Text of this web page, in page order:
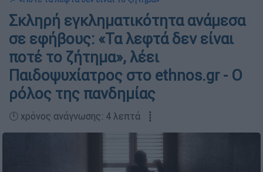
Σκληρή εγκληματικότητα ανάμεσα
σε εφήβους: «Τα λεφτά δεν είναι
ποτέ το ζήτημα», λέει
Παιδοψυχίατρος στο ethnos.gr - Ο
ρόλος της πανδημίας
🕛 χρόνος ανάγνωσης: 4 λεπτά ┋